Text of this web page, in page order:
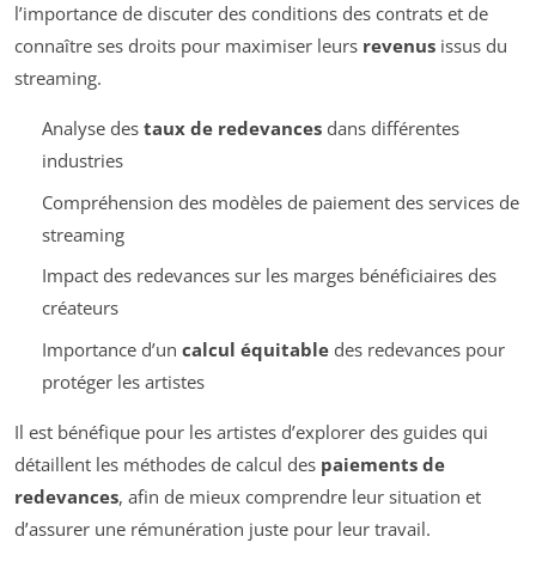
l’importance de discuter des conditions des contrats et de
connaître ses droits pour maximiser leurs revenus issus du
streaming.
Analyse des taux de redevancesdans différentes
industries
Compréhension des modèles de paiement des services de
streaming
Impact des redevances sur les marges bénéficiaires des
créateurs
Importance d’un calcul équitabledes redevances pour
protéger les artistes
Il est bénéfique pour les artistes d’explorer des guides qui
détaillent les méthodes de calcul des paiements de
redevances, afin de mieux comprendre leur situation et
d’assurer une rémunération juste pour leur travail.